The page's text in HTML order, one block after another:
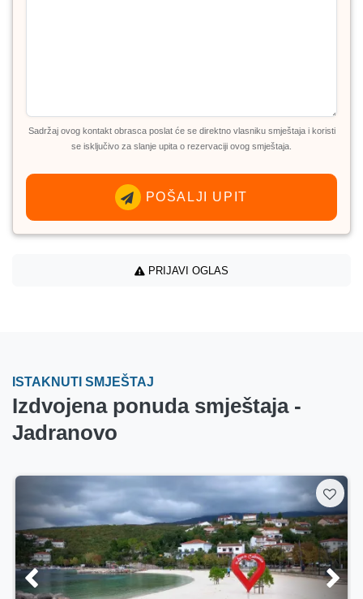
Sadržaj ovog kontakt obrasca poslat će se direktno vlasniku smještaja i koristi
se isključivo za slanje upita o rezervaciji ovog smještaja.
POŠALJI UPIT
PRIJAVI OGLAS
ISTAKNUTI SMJEŠTAJ
Izdvojena ponuda smještaja -
Jadranovo